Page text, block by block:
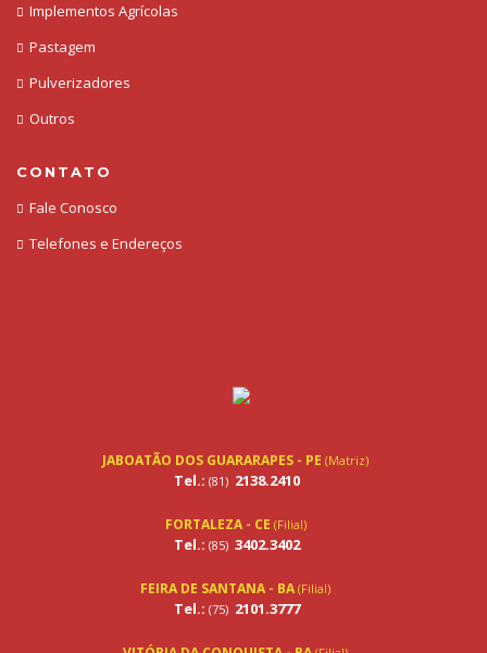
Implementos Agrícolas
Pastagem
Pulverizadores
Outros
CONTATO
Fale Conosco
Telefones e Endereços
JABOATÃO DOS GUARARAPES - PE (Matriz)
Tel.: (81) 2138.2410
FORTALEZA - CE (Filial)
Tel.: (85) 3402.3402
FEIRA DE SANTANA - BA (Filial)
Tel.: (75) 2101.3777